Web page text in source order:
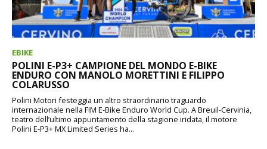
EBIKE
POLINI E-P3+ CAMPIONE DEL MONDO E-BIKE
ENDURO CON MANOLO MORETTINI E FILIPPO
COLARUSSO
Polini Motori festeggia un altro straordinario traguardo
internazionale nella FIM E-Bike Enduro World Cup. A Breuil-Cervinia,
teatro dell’ultimo appuntamento della stagione iridata, il motore
Polini E-P3+ MX Limited Series ha...